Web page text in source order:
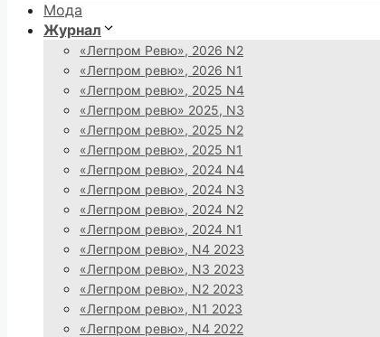
Мода
Журнал
«Легпром Ревю», 2026 N2
«Легпром ревю», 2026 N1
«Легпром ревю», 2025 N4
«Легпром ревю» 2025, N3
«Легпром ревю», 2025 N2
«Легпром ревю», 2025 N1
«Легпром ревю», 2024 N4
«Легпром ревю», 2024 N3
«Легпром ревю», 2024 N2
«Легпром ревю», 2024 N1
«Легпром ревю», N4 2023
«Легпром ревю», N3 2023
«Легпром ревю», N2 2023
«Легпром ревю», N1 2023
«Легпром ревю», N4 2022